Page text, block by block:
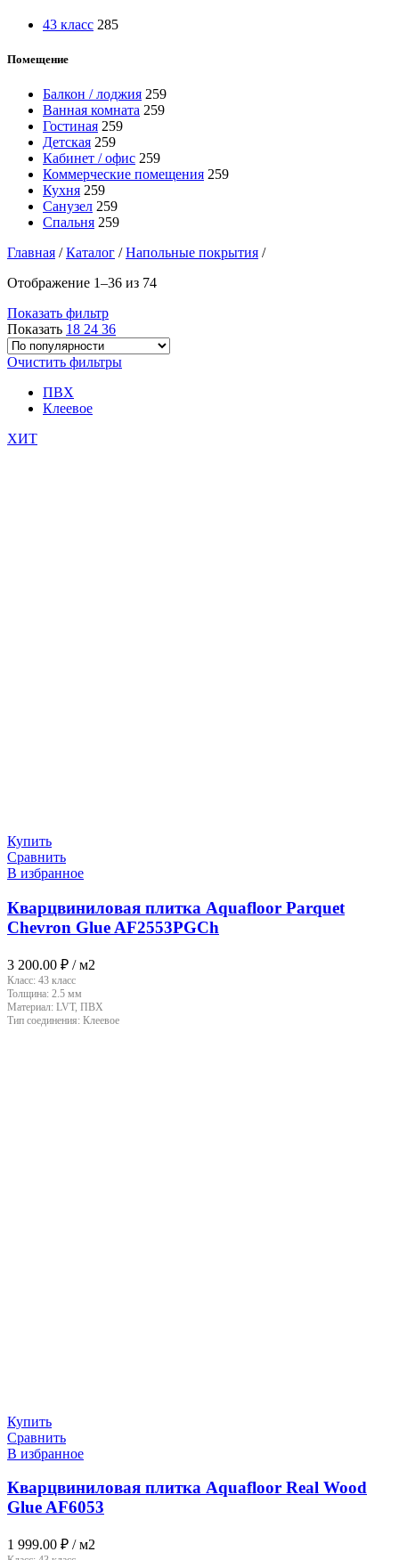
43 класс 285
Помещение
Балкон / лоджия 259
Ванная комната 259
Гостиная 259
Детская 259
Кабинет / офис 259
Коммерческие помещения 259
Кухня 259
Санузел 259
Спальня 259
Главная /Каталог /Напольные покрытия /
Отображение 1–36 из 74
Показать фильтр
Показать 18 24 36
Очистить фильтры
ПВХ
Клеевое
ХИТ
Купить
Сравнить
В избранное
Кварцвиниловая плитка Aquafloor Parquet
Chevron Glue AF2553PGCh
3 200.00 ₽ / м2
Класс: 43 класс
Толщина: 2.5 мм
Материал: LVT, ПВХ
Тип соединения: Клеевое
Купить
Сравнить
В избранное
Кварцвиниловая плитка Aquafloor Real Wood
Glue AF6053
1 999.00 ₽ / м2